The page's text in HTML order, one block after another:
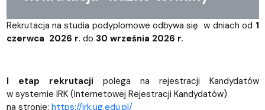
Rekrutacja na studia podyplomowe odbywa się w dniach od 1
czerwca 2026 r. do 30 września 2026 r.
I etap rekrutacji polega na rejestracji Kandydatów
w systemie IRK (Internetowej Rejestracji Kandydatów)
na stronie: https://irk.ug.edu.pl/